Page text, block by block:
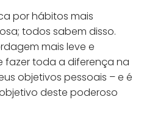
por hábitos mais
todos sabem disso.
mais leve e
toda a diferença na
objetivos pessoais – e é
deste poderoso